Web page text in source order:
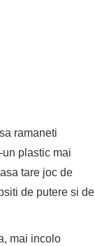
ramaneti
plastic mai
tare joc de
de putere si de
mai incolo